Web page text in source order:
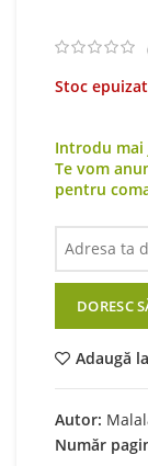
Stoc epuizat
Introdu mai
Te vom
pentru
DORESC
Adaugă
Autor:
Număr